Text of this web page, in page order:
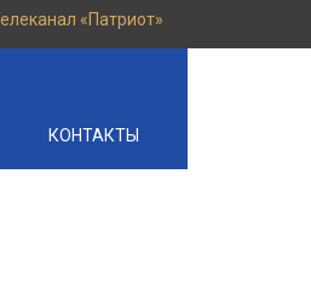
КОНТАКТЫ